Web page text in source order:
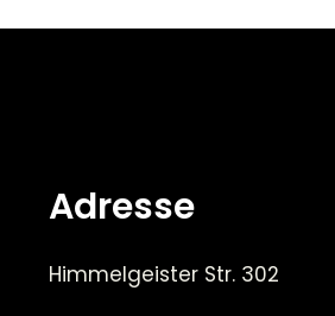
Adresse
Himmelgeister Str. 302